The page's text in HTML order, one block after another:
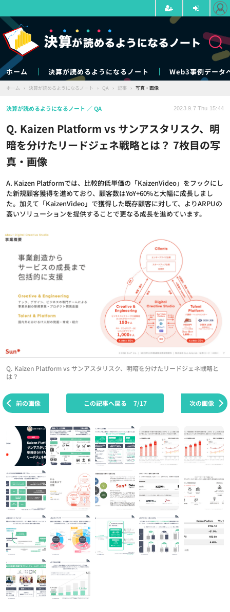
ホーム 決算が読めるようになるノート Web3事例データ
ホーム › 決算が読めるようになるノート › QA › 記事 › 写真・画像
Q. Kaizen Platform vs サンアスタリスク、明
暗を分けたリードジェネ戦略とは？ 7枚目の写
真・画像
A. Kaizen Platformでは、比較的低単価の「KaizenVideo」をフックにし
た新規顧客獲得を進めており、顧客数はYoY+60%と大幅に成長しまし
た。加えて「KaizenVideo」で獲得した既存顧客に対して、よりARPUの
高いソリューションを提供することで更なる成長を進めています。
決算が読めるようになるノート QA 2023.9.7 Thu 15:44
Q. Kaizen Platform vs サンアスタリスク、明暗を分けたリードジェネ戦略と
は？
前の画像 次の画像
この記事へ戻る 7/17